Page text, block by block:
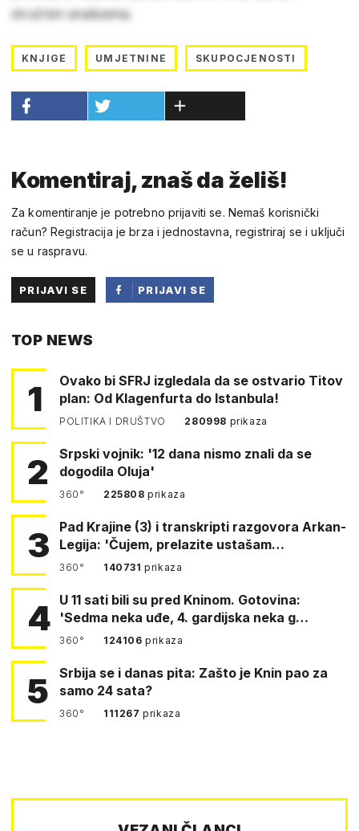
stručnim analizama.
KNJIGE UMJETNINE SKUPOCJENOSTI
Komentiraj, znaš da želiš!
Za komentiranje je potrebno prijaviti se. Nemaš korisnički
račun? Registracija je brza i jednostavna, registriraj se i uključi
se u raspravu.
PRIJAVI SE
PRIJAVI SE
TOP NEWS
1
Ovako bi SFRJ izgledala da se ostvario Titov
plan: Od Klagenfurta do Istanbula!
POLITIKA I DRUŠTVO 280998 prikaza
2
Srpski vojnik: '12 dana nismo znali da se
dogodila Oluja'
360° 225808prikaza
3
Pad Krajine (3) i transkripti razgovora Arkan-
Legija: 'Čujem, prelazite ustašam…
360° 140731prikaza
4 U 11 sati bili su pred Kninom. Gotovina:
'Sedma neka uđe, 4. gardijska neka g…
360° 124106prikaza
5
Srbija se i danas pita: Zašto je Knin pao za
samo 24 sata?
360° 111267prikaza